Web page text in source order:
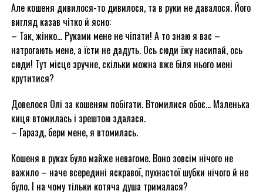
Але кошеня дивилося-то дивилося, та в руки не давалося. Його
вигляд казав чітко й ясно:
– Так, жінко… Руками мене не чіпати! А то знаю я вас –
натрогають мене, а їсти не дадуть. Ось сюди їжу насипай, ось
сюди! Тут місце зручне, скільки можна вже біля нього мені
крутитися?
Довелося Олі за кошеням побігати. Втомилися обоє… Маленька
киця втомилась і зрештою здалася.
– Гаразд, бери мене, я втомилась.
Кошеня в руках було майже невагоме. Воно зовсім нічого не
важило – наче всередині яскравої, пухнастої шубки нічого й не
було. І на чому тільки котяча душа трималася?